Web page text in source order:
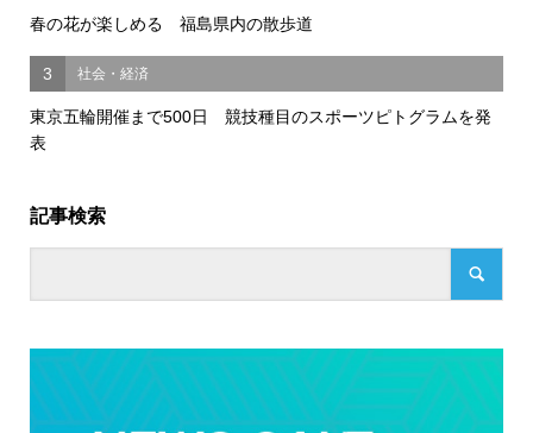
春の花が楽しめる 福島県内の散歩道
3 社会・経済
東京五輪開催まで500日 競技種目のスポーツピトグラムを発
表
記事検索